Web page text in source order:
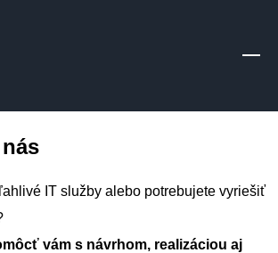
IT služby alebo potrebujete vyriešiť
vám s návrhom, realizáciou aj